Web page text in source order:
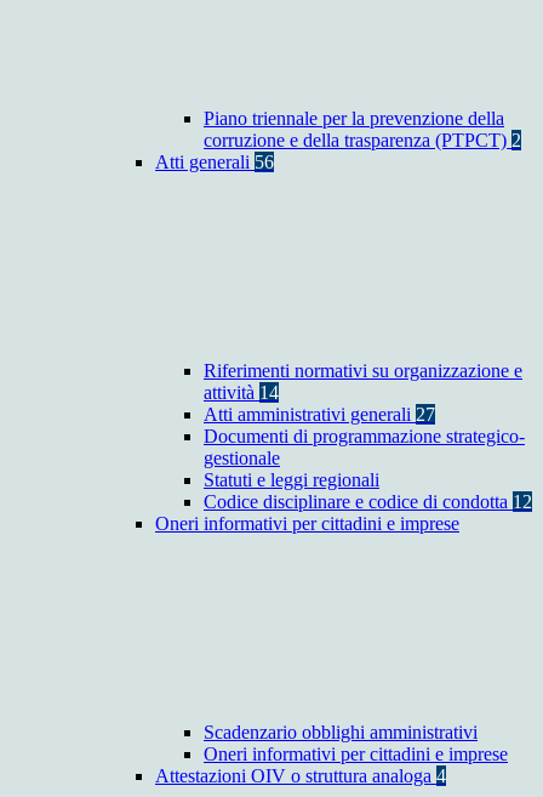
Piano triennale per la prevenzione della
corruzione e della trasparenza (PTPCT) 2
Atti generali 56
Riferimenti normativi su organizzazione e
attività 14
Atti amministrativi generali 27
Documenti di programmazione strategico-
gestionale
Statuti e leggi regionali
Codice disciplinare e codice di condotta 12
Oneri informativi per cittadini e imprese
Scadenzario obblighi amministrativi
Oneri informativi per cittadini e imprese
Attestazioni OIV o struttura analoga 4